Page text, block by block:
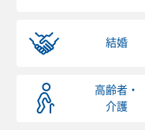
結婚
高齢者・
介護